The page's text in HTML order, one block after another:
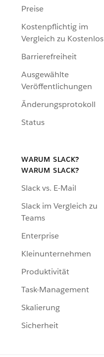
Preise
Kostenpflichtig im
Vergleich zu Kostenlos
Barrierefreiheit
Ausgewählte
Veröffentlichungen
Änderungsprotokoll
Status
WARUM SLACK?
WARUM SLACK?
Slack vs. E-Mail
Slack im Vergleich zu
Teams
Enterprise
Kleinunternehmen
Produktivität
Task-Management
Skalierung
Sicherheit